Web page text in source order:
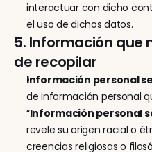
interactuar con dicho
el uso de dichos datos.
5. Información que
de recopilar
Información personal
de información personal
“Información personal
revele su origen racial o
creencias religiosas o